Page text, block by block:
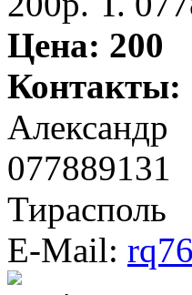
Цена: 200
Контакты:
Александр
077889131
Тирасполь
E-Mail: